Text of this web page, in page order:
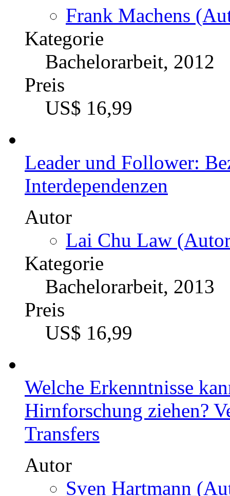
Autor
Andrea Keil
Kategorie
Diplomarbeit, 2006
Preis
Grundlagen des
Unternehmensmarke
Autor
Jens Walther
Kategorie
Diplomarbeit, 2008
US$ 33,99
Die
Innovationsmanagement